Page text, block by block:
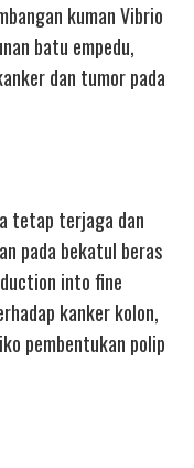
kuman Vibrio
batu empedu,
dan tumor pada
tetap terjaga dan
pada bekatul beras
into fine
kanker kolon,
pembentukan polip